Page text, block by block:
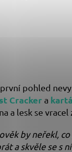
pohled
Cracker a
a lesk se vracel
by neřekl,
a skvěle se s